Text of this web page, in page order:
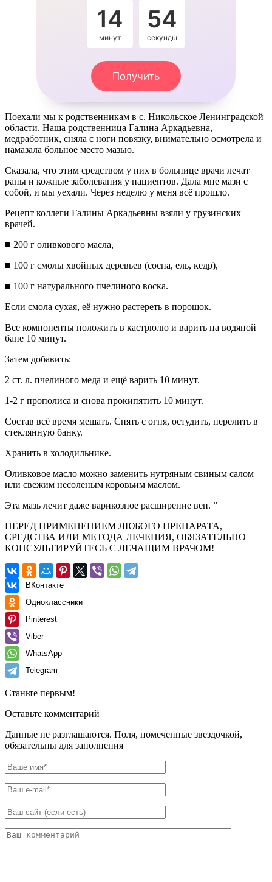
14
минут
53
секунды
Получить
Поехали мы к родственникам в с. Никольское Ленинградской
области. Наша родственница Галина Аркадьевна,
медработник, сняла с ноги повязку, внимательно осмотрела и
намазала больное место мазью.
Сказала, что этим средством у них в больнице врачи лечат
раны и кожные заболевания у пациентов. Дала мне мази с
собой, и мы уехали. Через неделю у меня всё прошло.
Рецепт коллеги Галины Аркадьевны взяли у грузинских
врачей.
■ 200 г оливкового масла,
■ 100 г смолы хвойных деревьев (сосна, ель, кедр),
■ 100 г натурального пчелиного воска.
Если смола сухая, её нужно растереть в порошок.
Все компоненты положить в кастрюлю и варить на водяной
бане 10 минут.
Затем добавить:
2 ст. л. пчелиного меда и ещё варить 10 минут.
1-2 г прополиса и снова прокипятить 10 минут.
Состав всё время мешать. Снять с огня, остудить, перелить в
стеклянную банку.
Хранить в холодильнике.
Оливковое масло можно заменить нутряным свиным салом
или свежим несоленым коровьим маслом.
Эта мазь лечит даже варикозное расширение вен. ”
ПЕРЕД ПРИМЕНЕНИЕМ ЛЮБОГО ПРЕПАРАТА,
СРЕДСТВА ИЛИ МЕТОДА ЛЕЧЕНИЯ, ОБЯЗАТЕЛЬНО
КОНСУЛЬТИРУЙТЕСЬ С ЛЕЧАЩИМ ВРАЧОМ!
ВКонтакте
Одноклассники
Pinterest
Viber
WhatsApp
Telegram
Станьте первым!
Оставьте комментарий
Данные не разглашаются. Поля, помеченные звездочкой,
обязательны для заполнения